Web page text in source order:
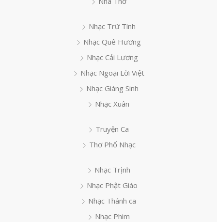
Nhạc Trữ Tình
Nhạc Quê Hương
Nhạc Cải Lương
Nhạc Ngoại Lời Việt
Nhạc Giáng Sinh
Nhạc Xuân
Truyện Ca
Thơ Phổ Nhạc
Nhạc Trịnh
Nhạc Phật Giáo
Nhạc Thánh ca
Nhạc Phim